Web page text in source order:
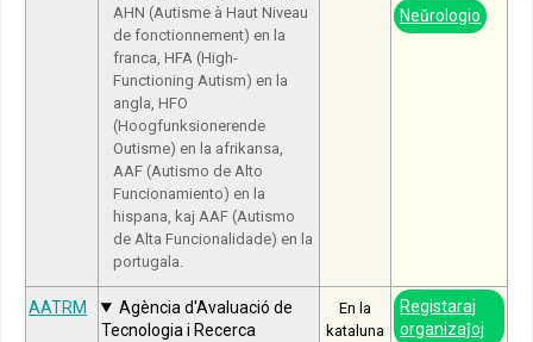
AHN (Autisme à Haut Niveau
de fonctionnement) en la
franca, HFA (High-
Functioning Autism) en la
angla, HFO
(Hoogfunksionerende
Outisme) en la afrikansa,
AAF (Autismo de Alto
Funcionamiento) en la
hispana, kaj AAF (Autismo
de Alta Funcionalidade) en la
portugala.
Neŭrologio
AATRM
Agència d'Avaluació de
Tecnologia i Recerca
En la
kataluna
Registaraj
organizaĵoj